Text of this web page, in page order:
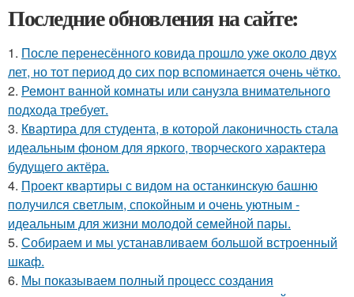
Последние обновления на сайте:
1. После перенесённого ковида прошло уже около двух
лет, но тот период до сих пор вспоминается очень чётко.
2. Ремонт ванной комнаты или санузла внимательного
подхода требует.
3. Квартира для студента, в которой лаконичность стала
идеальным фоном для яркого, творческого характера
будущего актёра.
4. Проект квартиры с видом на останкинскую башню
получился светлым, спокойным и очень уютным -
идеальным для жизни молодой семейной пары.
5. Собираем и мы устанавливаем большой встроенный
шкаф.
6. Мы показываем полный процесс создания